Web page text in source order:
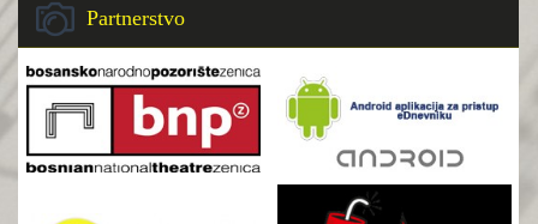
Partnerstvo